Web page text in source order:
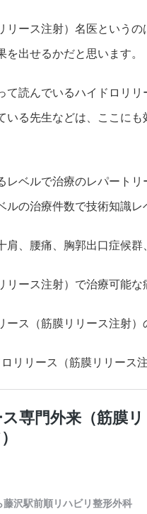
リース注射）名医という
出せるかだと思います。
て読んでいるハイドロリ
いる先生などは、ここに
レベルで治療のレパート
ルの治療件数で技術知識
肩、腰痛、胸郭出口症候群
リース注射）で治療可能な
ース（筋膜リリース注射
ロリリース（筋膜リリース